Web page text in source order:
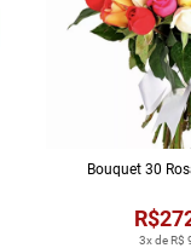
3x de R$
Bouquet 30